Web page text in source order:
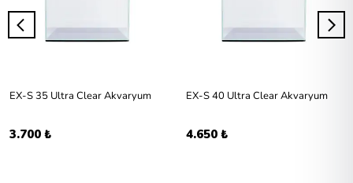
EX-S 35 Ultra Clear Akvaryum
3.700 ₺
EX-S 40 Ultra Clear Akvaryum
4.650 ₺